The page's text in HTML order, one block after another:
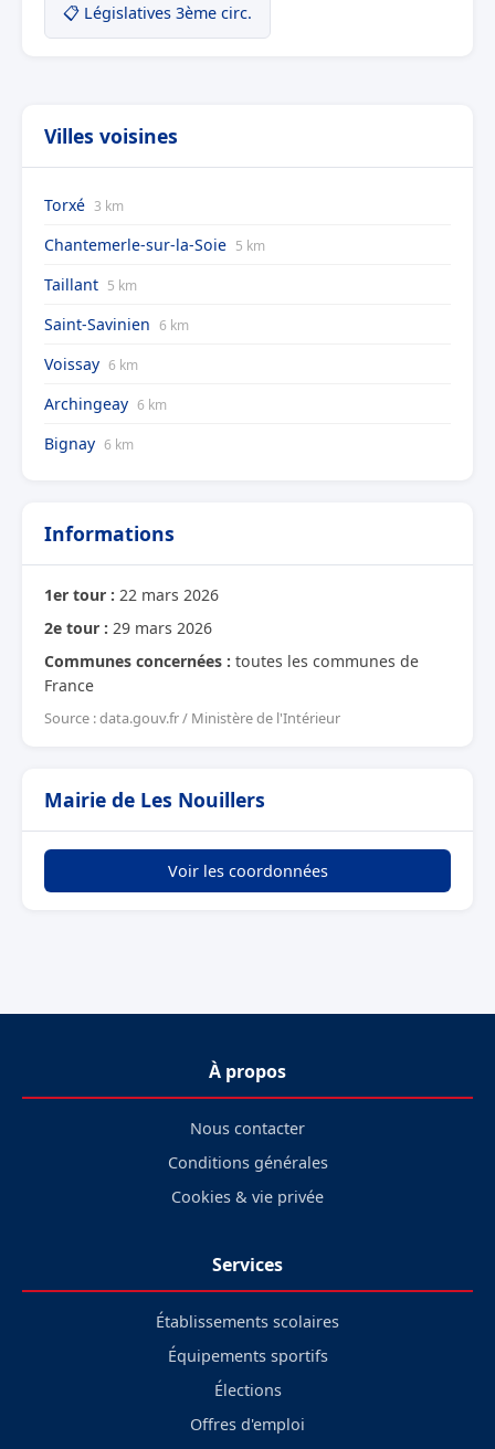
📋 Législatives 3ème circ.
Villes voisines
Torxé 3 km
Chantemerle-sur-la-Soie 5 km
Taillant 5 km
Saint-Savinien 6 km
Voissay 6 km
Archingeay 6 km
Bignay 6 km
Informations
1er tour : 22 mars 2026
2e tour : 29 mars 2026
Communes concernées : toutes les communes de
France
Source : data.gouv.fr / Ministère de l'Intérieur
Mairie de Les Nouillers
Voir les coordonnées
À propos
Nous contacter
Conditions générales
Cookies & vie privée
Services
Établissements scolaires
Équipements sportifs
Élections
Offres d'emploi